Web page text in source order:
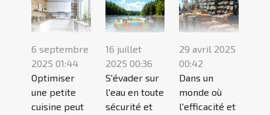
6 septembre
2025 01:44
Optimiser
une petite
cuisine peut
16 juillet
2025 00:36
S'évader sur
l'eau en toute
sécurité et
29 avril 2025
00:42
Dans un
monde où
l'efficacité et